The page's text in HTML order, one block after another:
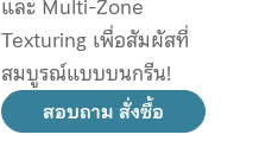
และ Multi-Zone
Texturing เพื่อสัมผัสที่
สมบูรณ์แบบบนกรีน!
สอบถาม สั่งซื้อ